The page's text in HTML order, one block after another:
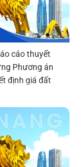
cáo thuyết
Phương án
định giá đất